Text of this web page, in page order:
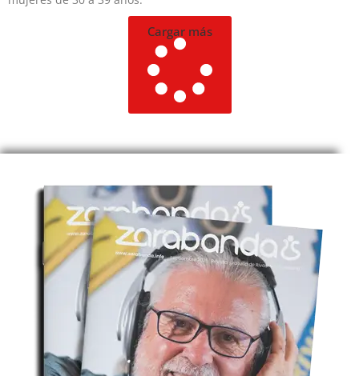
Cargar más